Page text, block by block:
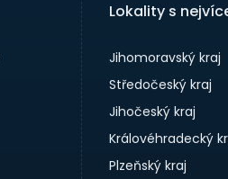
Lokality s
Jihomoravský kraj
Středočeský kraj
Jihočeský kraj
Královéhradecký
Plzeňský kraj